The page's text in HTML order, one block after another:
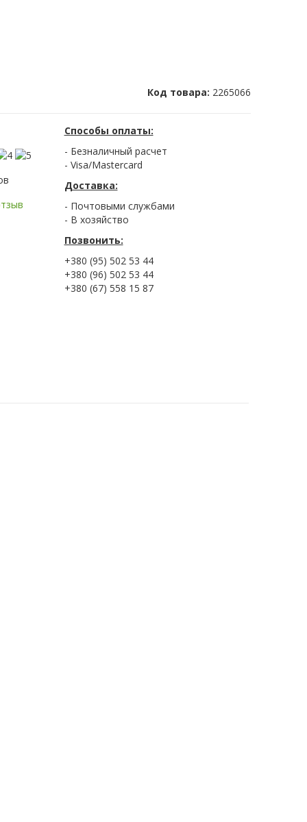
Код товара: 2265066
Способы оплаты:
- Безналичный расчет
- Visa/Mastercard
Доставка:
- Почтовыми службами
- В хозяйство
Позвонить:
+380 (95) 502 53 44
+380 (96) 502 53 44
+380 (67) 558 15 87